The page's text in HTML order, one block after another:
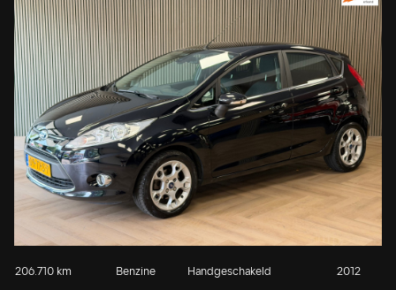
206.710 km Benzine Handgeschakeld 2012